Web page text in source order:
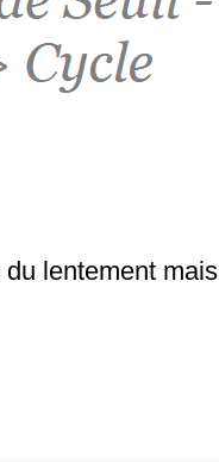
lentement mais